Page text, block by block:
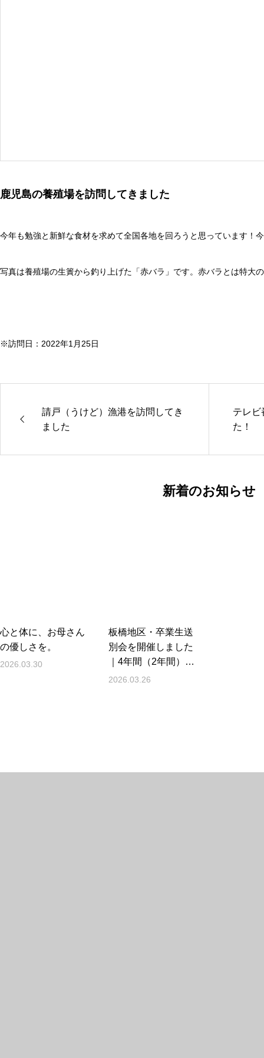
鹿児島の養殖場を訪問してきました
今年も勉強と新鮮な食材を求めて全国各地を回ろうと思っています！
写真は養殖場の生簀から釣り上げた「赤バラ」です。赤バラとは特大
※訪問日：2022年1月25日
請戸（うけど）漁港を訪問してき
ました
テレビ
た！
新着のお知らせ
心と体に、お母さん
の優しさを。
2026.03.30
板橋地区・卒業生送
別会を開催しました
｜4年間（2年間）、
本当にありがとう！
2026.03.26